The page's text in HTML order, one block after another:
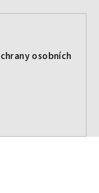
osobních